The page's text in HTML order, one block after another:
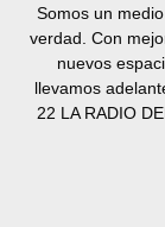
Somos un
verdad. Con
nuevos
llevamos
22 LA RADIO